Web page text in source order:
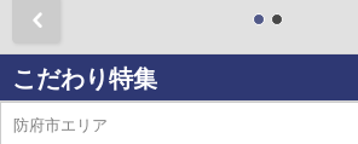
こだわり特集
防府市エリア